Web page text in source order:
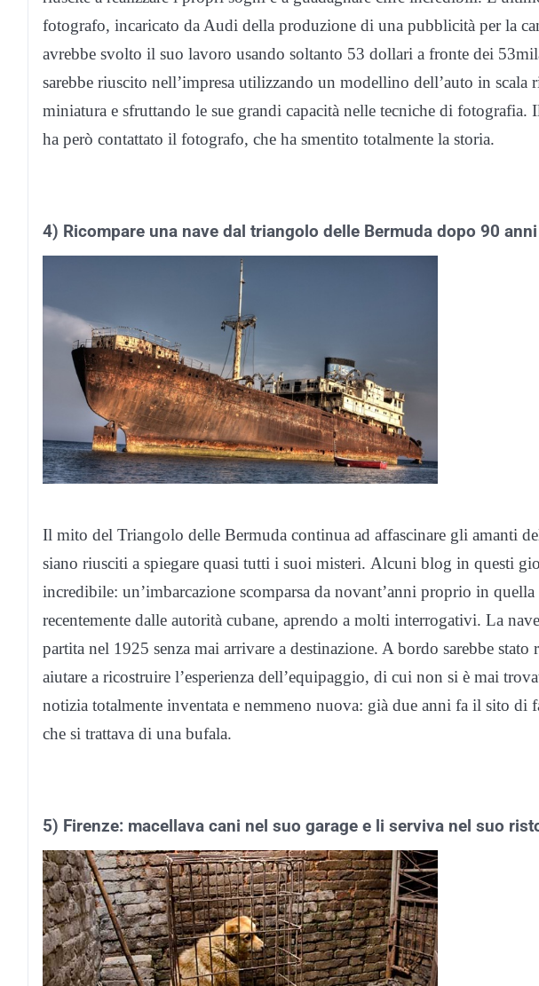
fotografo, incaricato da Audi della produzione di una pubblicità per la
avrebbe svolto il suo lavoro usando soltanto 53 dollari a fronte dei
sarebbe riuscito nell’impresa utilizzando un modellino dell’auto in scala
miniatura e sfruttando le sue grandi capacità nelle tecniche di fotografia.
ha però contattato il fotografo, che ha smentito totalmente la storia.
4) Ricompare una nave dal triangolo delle Bermuda dopo 90 anni
Il mito del Triangolo delle Bermuda continua ad affascinare gli amanti
siano riusciti a spiegare quasi tutti i suoi misteri. Alcuni blog in questi
incredibile: un’imbarcazione scomparsa da novant’anni proprio in quella
recentemente dalle autorità cubane, aprendo a molti interrogativi. La
partita nel 1925 senza mai arrivare a destinazione. A bordo sarebbe
aiutare a ricostruire l’esperienza dell’equipaggio, di cui non si è mai
notizia totalmente inventata e nemmeno nuova: già due anni fa il sito di
che si trattava di una bufala.
5) Firenze: macellava cani nel suo garage e li serviva nel suo